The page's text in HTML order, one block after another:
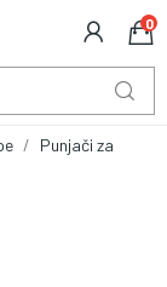
0
Punjači za